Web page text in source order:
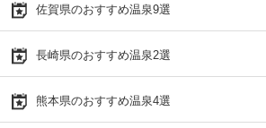
佐賀県のおすすめ温泉9選
長崎県のおすすめ温泉2選
熊本県のおすすめ温泉4選